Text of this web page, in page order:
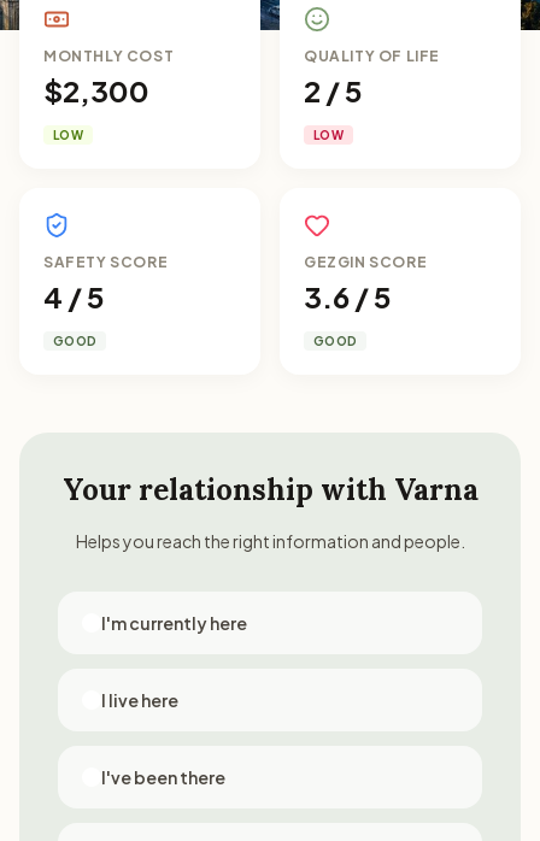
MONTHLY COST
$2,300
LOW
QUALITY OF LIFE
2 / 5
LOW
SAFETY SCORE
4 / 5
GOOD
GEZGIN SCORE
3.6 / 5
GOOD
Your relationship with Varna
Helps you reach the right information and people.
I'm currently here
I live here
I've been there